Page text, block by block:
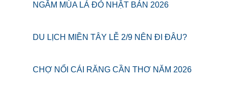
NGẮM MÙA LÁ ĐỎ NHẬT BẢN 2026
DU LỊCH MIỀN TÂY LỄ 2/9 NÊN ĐI ĐÂU?
CHỢ NỔI CÁI RĂNG CẦN THƠ NĂM 2026